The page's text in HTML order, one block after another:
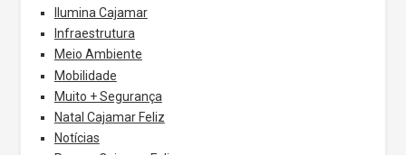
Ilumina Cajamar
Infraestrutura
Meio Ambiente
Mobilidade
Muito + Segurança
Natal Cajamar Feliz
Notícias